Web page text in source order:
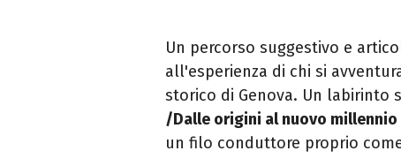
Un percorso suggestivo e
all'esperienza di chi si
storico di Genova. Un labirinto
/Dalle origini al nuovo
un filo conduttore proprio